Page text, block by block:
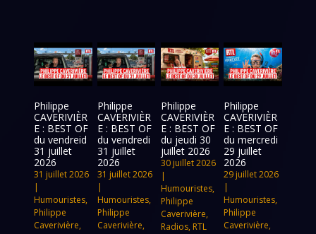
Philippe
CAVERIVIÈR
E : BEST OF
du vendreid
31 juillet
2026
31 juillet 2026
|
Humouristes,
Philippe
Caverivière,
Philippe
CAVERIVIÈR
E : BEST OF
du vendredi
31 juillet
2026
31 juillet 2026
|
Humouristes,
Philippe
Caverivière,
Philippe
CAVERIVIÈR
E : BEST OF
du jeudi 30
juillet 2026
30 juillet 2026
|
Humouristes,
Philippe
Caverivière,
Radios, RTL
Philippe
CAVERIVIÈR
E : BEST OF
du mercredi
29 juillet
2026
29 juillet 2026
|
Humouristes,
Philippe
Caverivière,